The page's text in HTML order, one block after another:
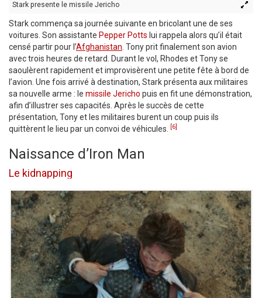
Stark presente le missile Jericho
Stark commença sa journée suivante en bricolant une de ses
voitures. Son assistante Pepper Potts lui rappela alors qu’il était
censé partir pour l’Afghanistan. Tony prit finalement son avion
avec trois heures de retard. Durant le vol, Rhodes et Tony se
saoulèrent rapidement et improvisèrent une petite fête à bord de
l’avion. Une fois arrivé à destination, Stark présenta aux militaires
sa nouvelle arme : le missile Jericho puis en fit une démonstration,
afin d’illustrer ses capacités. Après le succès de cette
présentation, Tony et les militaires burent un coup puis ils
quittèrent le lieu par un convoi de véhicules.
[6]
Naissance d’Iron Man
Le kidnapping